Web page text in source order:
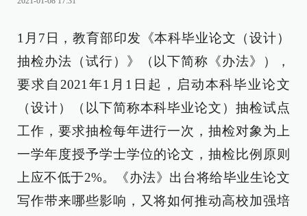
1月7日，教育部印发《本科毕业论文（设计）
抽检办法（试行）》（以下简称《办法》），
要求自2021年1月1日起，启动本科毕业论文
（设计）（以下简称本科毕业论文）抽检试点
工作，要求抽检每年进行一次，抽检对象为上
一学年度授予学士学位的论文，抽检比例原则
上应不低于2%。《办法》出台将给毕业生论文
写作带来哪些影响，又将如何推动高校加强培